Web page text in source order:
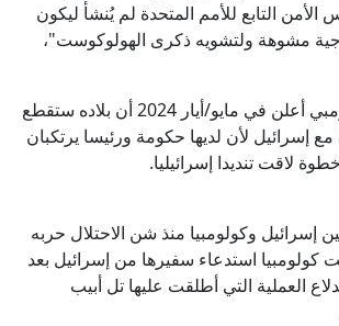
التابع للأمم المتحدة لم يُنشأ ليكون
مشوهة ولتشويه ذكرى الهولوكوست"،
وكان الرئيس الكولومبي أعلن في مايو/أيار 2024 أن بلاده ستقطع
مع إسرائيل لأن لديها حكومة ورئيسا يرتكبان
لاقت تنديدا إسرائيليا.
إسرائيل وكولومبيا منذ شن الاحتلال حربه
كولومبيا استدعاء سفيرها من إسرائيل بعد
العملية التي أطلقت عليها تل أبيب